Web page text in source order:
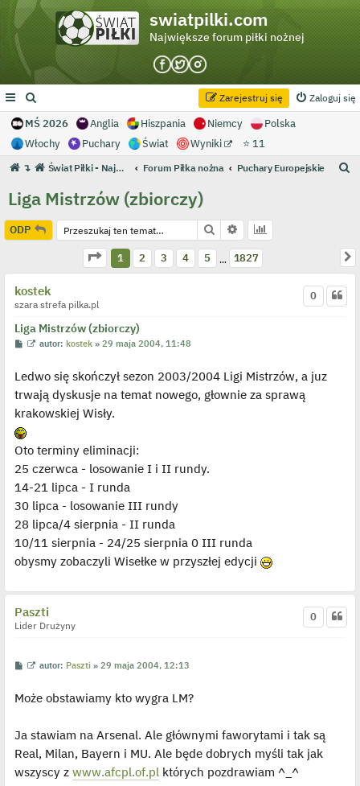
swiatpilki.com
Największe forum piłki nożnej
Zaloguj się
Zarejestruj się
MŚ 2026 Anglia Hiszpania Niemcy
Polska
Włochy
Puchary Świat Wyniki ⭐ 11
↴ Świat Piłki - Największe forum piłki nożnej Forum Piłka nożna Puchary Europejskie
j
Liga Mistrzów (zbiorczy)
ODP Szukaj Wyszukiwanie
Strona 1 z 1827
1 2 3 4 5 … 1827
kostek
szara strefa pilka.pl
Liga Mistrzów (zbiorczy)
0
P
t
W
w
e
l
j
e
d
n
c
z
y
p
o
t
autor:kostek »29 maja 2004, 11:48
Ledwo się skończył sezon 2003/2004 Ligi Mistrzów, a juz
trwają dyskusje na temat nowego, głownie za sprawą
krakowskiej Wisły.
Oto terminy eliminacji:
25 czerwca - losowanie I i II rundy.
14-21 lipca - I runda
30 lipca - losowanie III rundy
28 lipca/4 sierpnia - II runda
10/11 sierpnia - 24/25 sierpnia 0 III runda
obysmy zobaczyli Wisełke w przyszłej edycji
Paszti
Lider Drużyny
0
P
t
W
w
i
l
p
o
j
e
autor: Paszti »29 maja 2004, 12:13
Może obstawiamy kto wygra LM?
Ja stawiam na Arsenal. Ale głównymi faworytami i tak są
Real, Milan, Bayern i MU. Ale będe dobrych myśli tak jak
wszyscy z www.afcpl.of.pl których pozdrawiam ^_^